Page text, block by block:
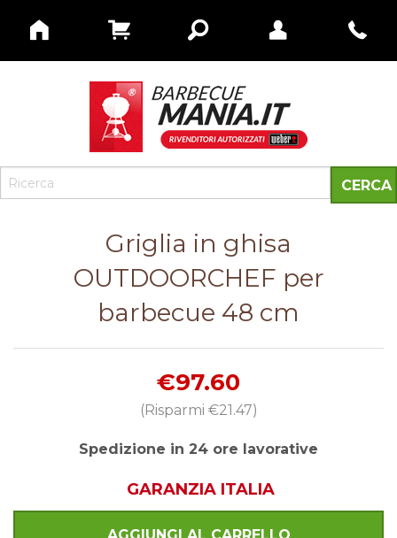
Griglia in ghisa
OUTDOORCHEF per
barbecue 48 cm
€97.60
(Risparmi €21.47)
Spedizione in 24 ore lavorative
GARANZIA ITALIA